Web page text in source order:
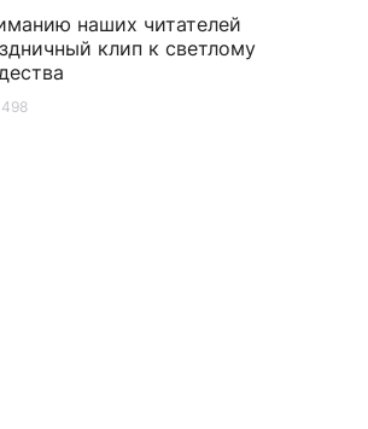
наших читателей
клип к светлому